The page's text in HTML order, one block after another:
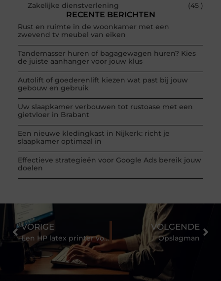
Zakelijke dienstverlening
(45 )
RECENTE BERICHTEN
Rust en ruimte in de woonkamer met een
zwevend tv meubel van eiken
Tandemasser huren of bagagewagen huren? Kies
de juiste aanhanger voor jouw klus
Autolift of goederenlift kiezen wat past bij jouw
gebouw en gebruik
Uw slaapkamer verbouwen tot rustoase met een
gietvloer in Brabant
Een nieuwe kledingkast in Nijkerk: richt je
slaapkamer optimaal in
Effectieve strategieën voor Google Ads bereik jouw
doelen
VORIGE
Een HP latex printer voor jouw organisatie!
VOLGENDE
Opslagman